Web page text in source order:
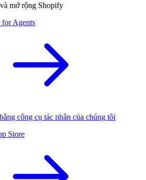
mở rộng Shopify
for Agents
công cụ tác nhân của chúng tôi
Store